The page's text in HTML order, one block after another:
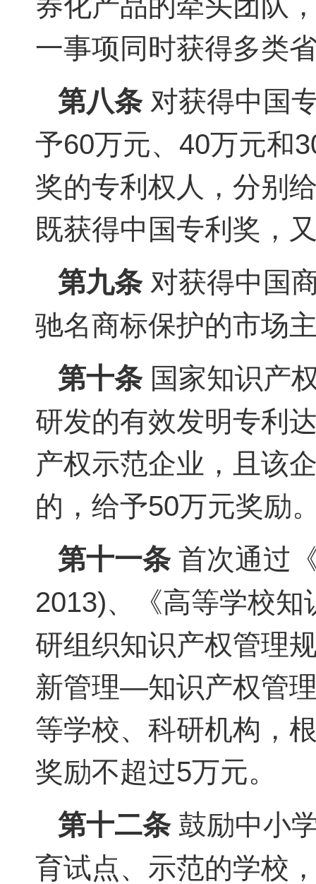
一事项同时获得多类
第八条对获得中国
予60万元、40万元和
奖的专利权人，分别
既获得中国专利奖，
第九条对获得中国
驰名商标保护的市场
第十条国家知识产
研发的有效发明专利
产权示范企业，且该
的，给予50万元奖励
第十一条首次通过
2013)、《高等学校
研组织知识产权管理
新管理—知识产权管
等学校、科研机构，
奖励不超过5万元。
第十二条鼓励中小
育试点、示范的学校